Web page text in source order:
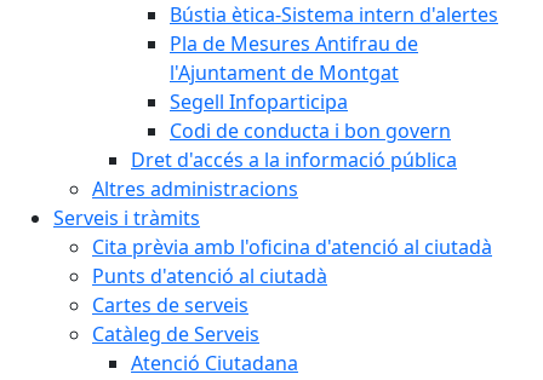
Bústia ètica-Sistema intern d'alertes
Pla de Mesures Antifrau de
l'Ajuntament de Montgat
Segell Infoparticipa
Codi de conducta i bon govern
Dret d'accés a la informació pública
Altres administracions
Serveis i tràmits
Cita prèvia amb l'oficina d'atenció al ciutadà
Punts d'atenció al ciutadà
Cartes de serveis
Catàleg de Serveis
Atenció Ciutadana